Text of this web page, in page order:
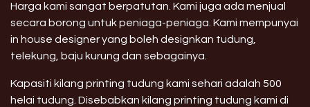
Harga kami sangat berpatutan. Kami juga ada menjual
secara borong untuk peniaga-peniaga. Kami mempunyai
in house designer yang boleh designkan tudung,
telekung, baju kurung dan sebagainya.
Kapasiti kilang printing tudung kami sehari adalah 500
helai tudung. Disebabkan kilang printing tudung kami di